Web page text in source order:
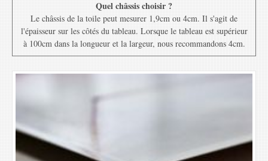
Quel châssis choisir ?
Le châssis de la toile peut mesurer 1,9cm ou 4cm. Il s'agit de
l'épaisseur sur les côtés du tableau. Lorsque le tableau est supérieur
à 100cm dans la longueur et la largeur, nous recommandons 4cm.